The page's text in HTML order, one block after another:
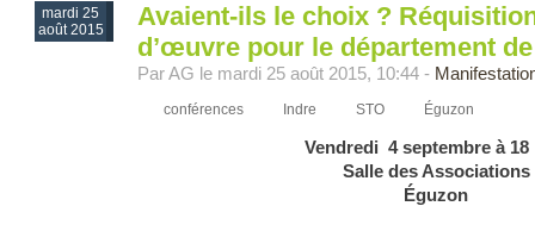
mardi 25
août 2015
Avaient-ils le choix ?
d’œuvre pour le département de
Par AG le mardi 25 août 2015, 10:44 -
conférences Indre STO Éguzon
Vendredi 4 septembre à 18
Salle des Associations
Éguzon